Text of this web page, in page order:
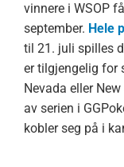
vinnere i WSOP
september. Hele
til 21. juli spilles
er tilgjengelig for
Nevada eller
av serien i
kobler seg på i